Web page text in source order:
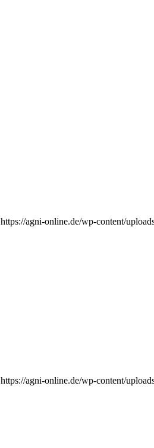
https://agni-online.de/wp-content/
https://agni-online.de/wp-content/